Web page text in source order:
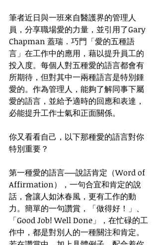
筆者近日與一班來自醫護界的管理人
員，分享職場愛的力量，並引用了Gary
Chapman 蓋瑞．巧門「愛的五種語
言」在工作中的應用，藉以提升員工的
投入度。每個人對五種愛的語言都會有
所期待，但對其中一兩種語言是特別鍾
愛的。作為管理人，能夠了解同事下屬
愛的語言，並給予適時的回應和表達，
必能提升工作士氣和正面關係。
你又看看自己，以下那種愛的語言對你
特別重要？
第一種愛的語言──說話肯定（Word of
Affirmation），一句合宜和肯定的說
話，會讓人如沐春風，更有工作的動
力。簡單的一句讚賞，「做得好！」、
「Good Job! Well Done」，在忙碌的工
作中，都是對別人的一種關注和肯定。